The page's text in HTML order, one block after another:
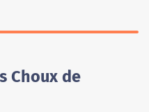
Choux de